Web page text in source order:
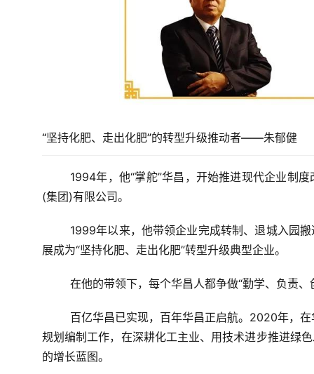
“坚持化肥、走出化肥”的转型升级推动者——朱郁健
1994年，他“掌舵”华昌，开始推进现代企业制
(集团)有限公司。
1999年以来，他带领企业完成转制、退城入园
展成为“坚持化肥、走出化肥”转型升级典型企业。
在他的带领下，每个华昌人都争做“勤学、负责
百亿华昌已实现，百年华昌正启航。2020年，
规划编制工作，在深耕化工主业、用技术进步推进绿
的增长蓝图。